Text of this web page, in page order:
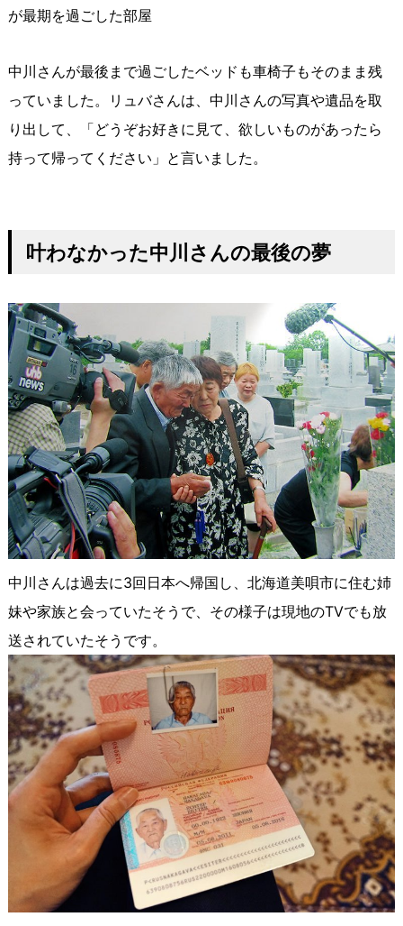
が最期を過ごした部屋
中川さんが最後まで過ごしたベッドも車椅子もそのまま残
っていました。リュバさんは、中川さんの写真や遺品を取
り出して、「どうぞお好きに見て、欲しいものがあったら
持って帰ってください」と言いました。
叶わなかった中川さんの最後の夢
中川さんは過去に3回日本へ帰国し、北海道美唄市に住む姉
妹や家族と会っていたそうで、その様子は現地のTVでも放
送されていたそうです。